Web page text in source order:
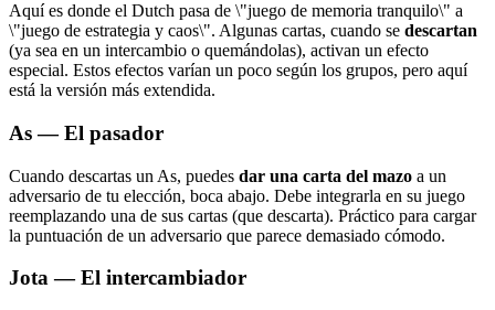
Aquí es donde el Dutch pasa de \"juego de memoria tranquilo\" a
\"juego de estrategia y caos\". Algunas cartas, cuando se descartan
(ya sea en un intercambio o quemándolas), activan un efecto
especial. Estos efectos varían un poco según los grupos, pero aquí
está la versión más extendida.
As — El pasador
Cuando descartas un As, puedes dar una carta del mazo a un
adversario de tu elección, boca abajo. Debe integrarla en su juego
reemplazando una de sus cartas (que descarta). Práctico para cargar
la puntuación de un adversario que parece demasiado cómodo.
Jota — El intercambiador